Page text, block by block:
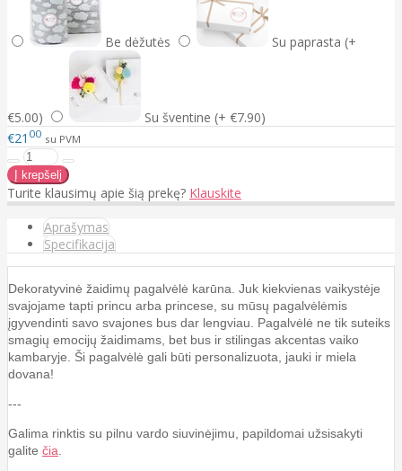
Be dėžutės Su paprasta (+
€5.00)
Su šventine (+ €7.90)
€21 00 su PVM
Turite klausimų apie šią prekę? Klauskite
Aprašymas
Specifikacija
Dekoratyvinė žaidimų pagalvėlė karūna. Juk kiekvienas vaikystėje
svajojame tapti princu arba princese, su mūsų pagalvėlėmis
įgyvendinti savo svajones bus dar lengviau. Pagalvėlė ne tik suteiks
smagių emocijų žaidimams, bet bus ir stilingas akcentas vaiko
kambaryje. Ši pagalvėlė gali būti personalizuota, jauki ir miela
dovana!
---
Galima rinktis su pilnu vardo siuvinėjimu, papildomai užsisakyti
galite čia